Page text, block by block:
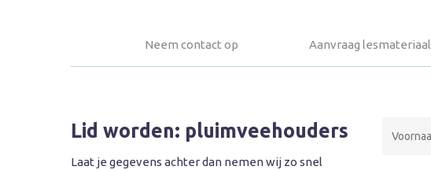
Neem contact op Aanvraag lesmateriaal
Lid worden: pluimveehouders
Laat je gegevens achter dan nemen wij zo snel